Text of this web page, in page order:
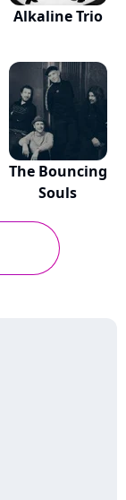
Alkaline Trio
The Bouncing
Souls